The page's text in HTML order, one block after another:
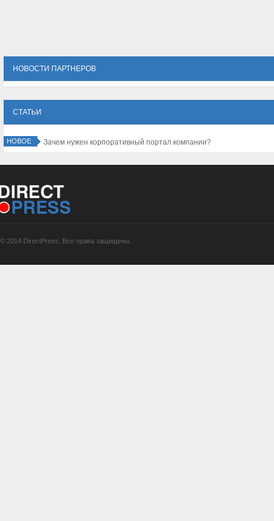
НОВОСТИ ПАРТНЕРОВ
СТАТЬИ
НОВОЕ Зачем нужен корпоративный портал компании?
© 2014 DirectPress. Все права защищены.